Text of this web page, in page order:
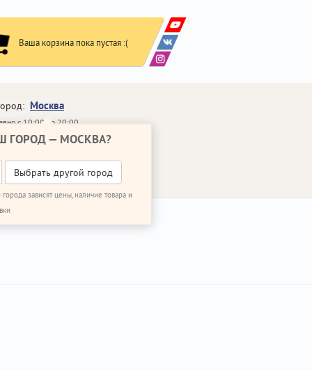
Ваша корзина пока пустая :(
Москва
ГОРОД — МОСКВА?
Выбрать другой город
зависят цены, наличие товара и
с 10:00 до 20:00
648-64-30
МНЕ